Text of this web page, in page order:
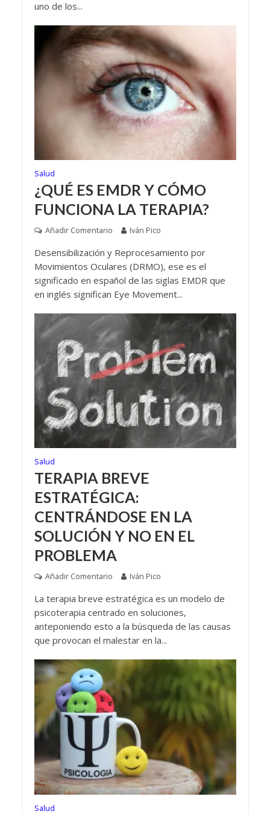
uno de los...
Salud
¿QUÉ ES EMDR Y CÓMO
FUNCIONA LA TERAPIA?
Añadir Comentario Iván Pico
Desensibilización y Reprocesamiento por
Movimientos Oculares (DRMO), ese es el
significado en español de las siglas EMDR que
en inglés significan Eye Movement...
Salud
TERAPIA BREVE
ESTRATÉGICA:
CENTRÁNDOSE EN LA
SOLUCIÓN Y NO EN EL
PROBLEMA
Añadir Comentario Iván Pico
La terapia breve estratégica es un modelo de
psicoterapia centrado en soluciones,
anteponiendo esto a la búsqueda de las causas
que provocan el malestar en la...
Salud